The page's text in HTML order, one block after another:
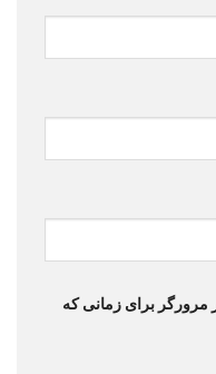
مرورگر برای زمانی که